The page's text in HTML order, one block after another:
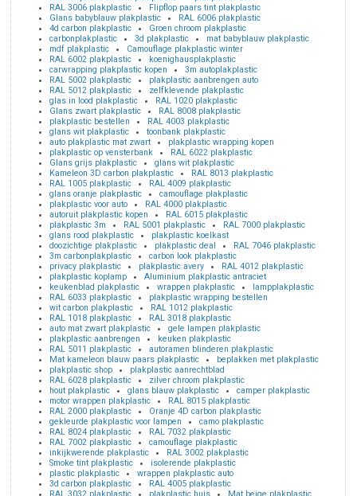
RAL 3006 plakplastic
Flipflop paars tint plakplastic
Glans babyblauw plakplastic
RAL 6006 plakplastic
4d carbon plakplastic
Groen chroom plakplastic
carbonplakplastic
3d plakplastic
mat babyblauw plakplastic
mdf plakplastic
Camouflage plakplastic winter
RAL 6002 plakplastic
koenighausplakplastic
carwrapping plakplastic kopen
3m autoplakplastic
RAL 5002 plakplastic
plakplastic aanbrengen auto
RAL 5012 plakplastic
zelfklevende plakplastic
glas in lood plakplastic
RAL 1020 plakplastic
Glans zwart plakplastic
RAL 8008 plakplastic
plakplastic bestellen
RAL 4003 plakplastic
glans wit plakplastic
toonbank plakplastic
auto plakplastic mat zwart
plakplastic wrapping kopen
plakplastic op vensterbank
RAL 6022 plakplastic
Glans grijs plakplastic
glans wit plakplastic
Kameleon 3D carbon plakplastic
RAL 8013 plakplastic
RAL 1005 plakplastic
RAL 4009 plakplastic
glans oranje plakplastic
camouflage plakplastic
plakplastic voor auto
RAL 4000 plakplastic
autoruit plakplastic kopen
RAL 6015 plakplastic
plakplastic 3m
RAL 5001 plakplastic
RAL 7000 plakplastic
glans rood plakplastic
plakplastic koelkast
doozichtige plakplastic
plakplastic deal
RAL 7046 plakplastic
3m carbonplakplastic
carbon look plakplastic
privacy plakplastic
plakplastic avery
RAL 4012 plakplastic
plakplastic koplamp
Aluminium plakplastic antraciet
keukenblad plakplastic
wrappen plakplastic
lampplakplastic
RAL 6033 plakplastic
plakplastic wrapping bestellen
wit carbon plakplastic
RAL 1012 plakplastic
RAL 1018 plakplastic
RAL 3018 plakplastic
auto mat zwart plakplastic
gele lampen plakplastic
plakplastic aanbrengen
keuken plakplastic
RAL 5011 plakplastic
autoramen blinderen plakplastic
Mat kameleon blauw paars plakplastic
beplakken met plakplastic
plakplastic shop
plakplastic aanrechtblad
RAL 6028 plakplastic
zilver chroom plakplastic
hout plakplastic
glans blauw plakplastic
camper plakplastic
motor wrappen plakplastic
RAL 8015 plakplastic
RAL 2000 plakplastic
Oranje 4D carbon plakplastic
gekleurde plakplastic voor lampen
camo plakplastic
RAL 8024 plakplastic
RAL 7032 plakplastic
RAL 7002 plakplastic
camouflage plakplastic
inkijkwerende plakplastic
RAL 3002 plakplastic
Smoke tint plakplastic
isolerende plakplastic
plastic plakplastic
wrappen plakplastic auto
3d carbon plakplastic
RAL 4005 plakplastic